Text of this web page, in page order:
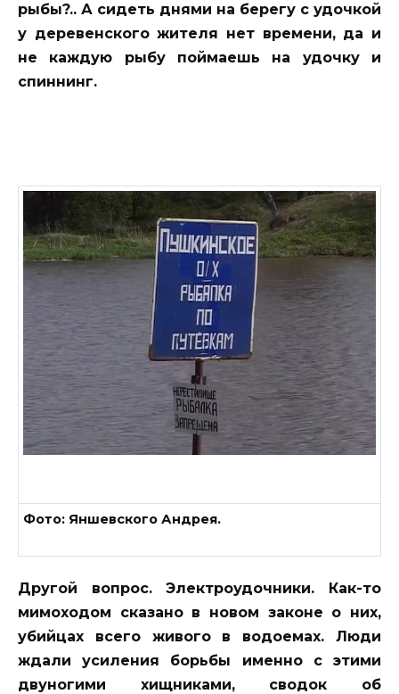
рыбы?.. А сидеть днями на берегу с удочкой
у деревенского жителя нет времени, да и
не каждую рыбу поймаешь на удочку и
спиннинг.
Фото: Яншевского Андрея.
Другой вопрос. Электроудочники. Как-то
мимоходом сказано в новом законе о них,
убийцах всего живого в водоемах. Люди
ждали усиления борьбы именно с этими
двуногими хищниками, сводок об